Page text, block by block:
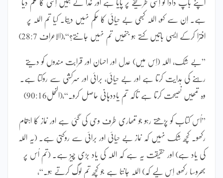
اپنے باپ دادا کو اِسی طریقے پر پایا ہے اور خدا نے ہمیں اِسی کا حکم دیا
ہے۔ اِن سے کہو، اللہ کبھی بے حیائی کا حکم نہیں دیتا۔ کیا تم اللہ پر
افترا کرکے ایسی باتیں کہتے ہو جنھیں تم نہیں جانتے؟“،(الاعراف 28:7)
”بے شک، اللہ (اِس میں) عدل اور احسان اور قرابت مندوں کو دیتے
رہنے کی ہدایت کرتا ہے اور بے حیائی، برائی اور سرکشی سے روکتا ہے۔
وہ تمھیں نصیحت کرتا ہے تاکہ تم یاددہانی حاصل کرو۔“،(النحل90:16)
”اُس کتاب کو پڑھتے رہو جو تمھاری طرف وحی کی گئی ہے اور نماز کا اہتمام
رکھو۔ کچھ شک نہیں کہ نماز بے حیائی اور برائی سے روکتی ہے۔ (یہ اللہ
کی یاد ہے) اور حقیقت یہ ہے کہ اللہ کی یاد بڑی چیز ہے۔ (تم اُس پر
بھروسا رکھو، اِس لیے کہ) اللہ جانتا ہے جو کچھ تم لوگ کرتے ہو۔“،